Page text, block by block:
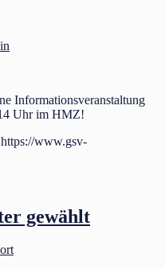
Informationsveranstaltung
Uhr im HMZ!
https://www.gsv-
gewählt